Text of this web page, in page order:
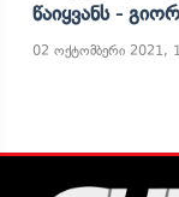
Წაიყვანს -
02 ოქტომბერი 2021,